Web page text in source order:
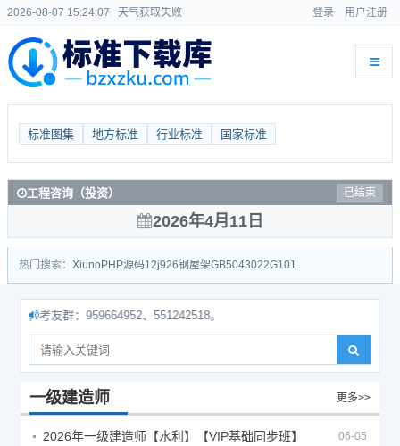
2026-08-07 15:24:07 天气获取失败 登录 用户注册
标准图集 地方标准 行业标准 国家标准
工程咨询（投资） 已结束
2026年4月11日
热门搜索： Xiuno PHP源码12j926钢屋架GB5043022G101
考友群：959664952、551242518。
一级建造师 更多>>
2026年一级建造师【水利】【VIP基础同步班】 06-05